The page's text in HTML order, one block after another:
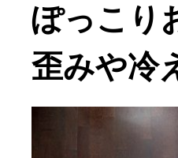
ぽっこり
歪みや冷